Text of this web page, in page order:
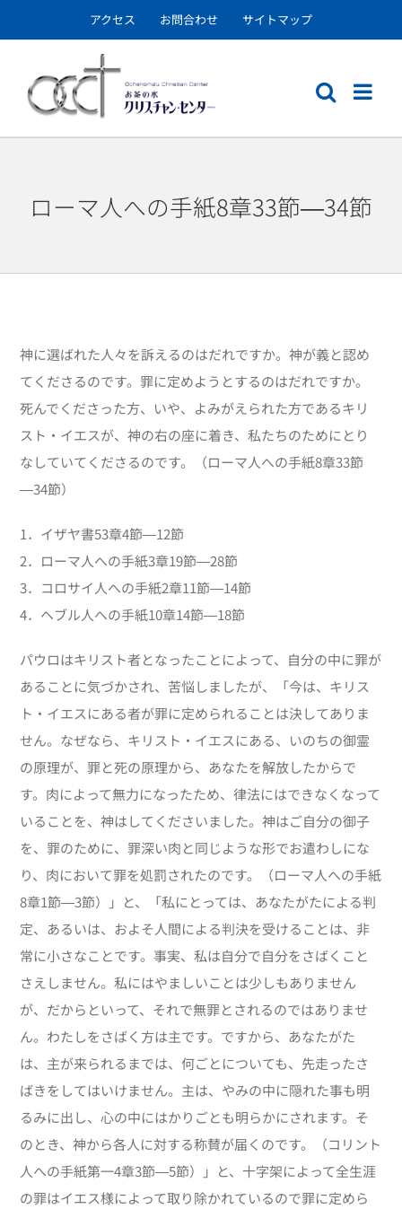
to
アクセス お問合わせ サイトマップ
ローマ人への手紙8章33節―34節
神に選ばれた人々を訴えるのはだれですか。神が義と認め
てくださるのです。罪に定めようとするのはだれですか。
死んでくださった方、いや、よみがえられた方であるキリ
スト・イエスが、神の右の座に着き、私たちのためにとり
なしていてくださるのです。（ローマ人への手紙8章33節
―34節）
1．イザヤ書53章4節―12節
2．ローマ人への手紙3章19節―28節
3．コロサイ人への手紙2章11節―14節
4．ヘブル人への手紙10章14節―18節
パウロはキリスト者となったことによって、自分の中に罪が
あることに気づかされ、苦悩しましたが、「今は、キリス
ト・イエスにある者が罪に定められることは決してありま
せん。なぜなら、キリスト・イエスにある、いのちの御霊
の原理が、罪と死の原理から、あなたを解放したからで
す。肉によって無力になったため、律法にはできなくなって
いることを、神はしてくださいました。神はご自分の御子
を、罪のために、罪深い肉と同じような形でお遣わしにな
り、肉において罪を処罰されたのです。（ローマ人への手紙
8章1節―3節）」と、「私にとっては、あなたがたによる判
定、あるいは、およそ人間による判決を受けることは、非
常に小さなことです。事実、私は自分で自分をさばくこと
さえしません。私にはやましいことは少しもありません
が、だからといって、それで無罪とされるのではありませ
ん。わたしをさばく方は主です。ですから、あなたがた
は、主が来られるまでは、何ごとについても、先走ったさ
ばきをしてはいけません。主は、やみの中に隠れた事も明
るみに出し、心の中にはかりごとも明らかにされます。そ
のとき、神から各人に対する称賛が届くのです。（コリント
人への手紙第一4章3節―5節）」と、十字架によって全生涯
の罪はイエス様によって取り除かれているので罪に定めら